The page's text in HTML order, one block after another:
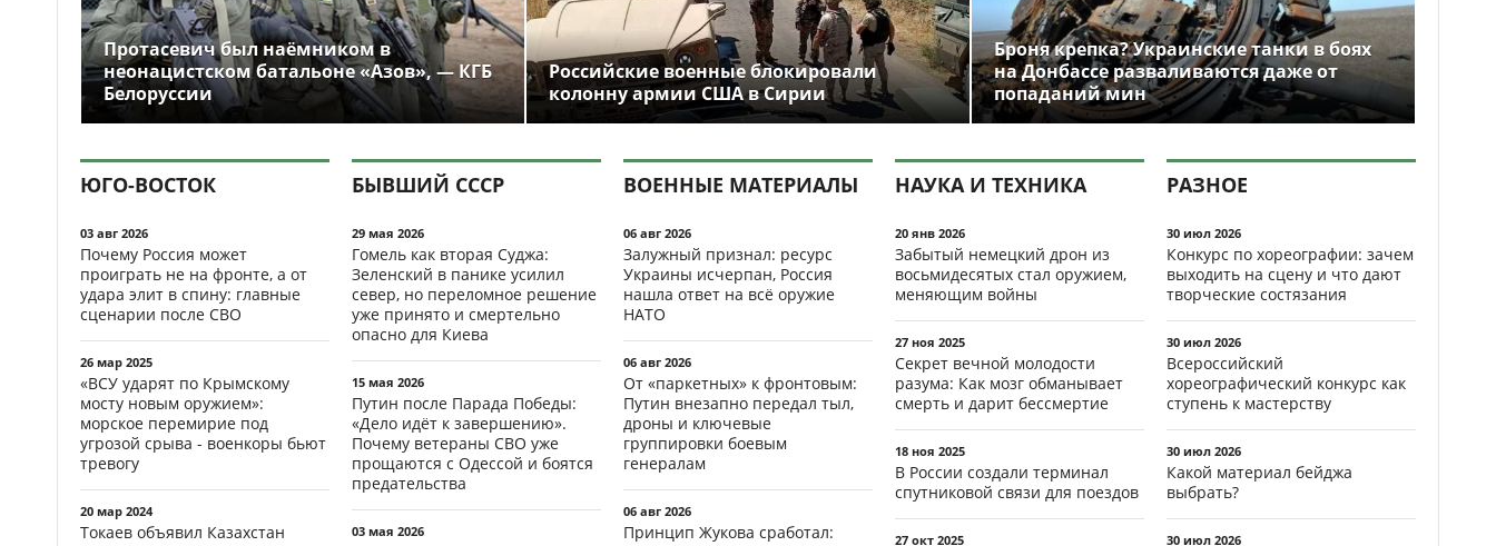
Протасевич был наёмником в
неонацистском батальоне «Азов», — КГБ
Белоруссии
Российские военные блокировали
колонну армии США в Сирии
Броня крепка? Украинские танки в боях
на Донбассе разваливаются даже от
попаданий мин
ЮГО-ВОСТОК
03 авг 2026
Почему Россия может
проиграть не на фронте, а от
удара элит в спину: главные
сценарии после СВО
26 мар 2025
«ВСУ ударят по Крымскому
мосту новым оружием»:
морское перемирие под
угрозой срыва - военкоры бьют
тревогу
20 мар 2024
Токаев объявил Казахстан
БЫВШИЙ СССР
29 мая 2026
Гомель как вторая Суджа:
Зеленский в панике усилил
север, но переломное решение
уже принято и смертельно
опасно для Киева
15 мая 2026
Путин после Парада Победы:
«Дело идёт к завершению».
Почему ветераны СВО уже
прощаются с Одессой и боятся
предательства
03 мая 2026
ВОЕННЫЕ МАТЕРИАЛЫ
06 авг 2026
Залужный признал: ресурс
Украины исчерпан, Россия
нашла ответ на всё оружие
НАТО
06 авг 2026
От «паркетных» к фронтовым:
Путин внезапно передал тыл,
дроны и ключевые
группировки боевым
генералам
06 авг 2026
Принцип Жукова сработал:
НАУКА И ТЕХНИКА
20 янв 2026
Забытый немецкий дрон из
восьмидесятых стал оружием,
меняющим войны
27 ноя 2025
Секрет вечной молодости
разума: Как мозг обманывает
смерть и дарит бессмертие
18 ноя 2025
В России создали терминал
спутниковой связи для поездов
27 окт 2025
РАЗНОЕ
30 июл 2026
Конкурс по хореографии: зачем
выходить на сцену и что дают
творческие состязания
30 июл 2026
Всероссийский
хореографический конкурс как
ступень к мастерству
30 июл 2026
Какой материал бейджа
выбрать?
30 июл 2026